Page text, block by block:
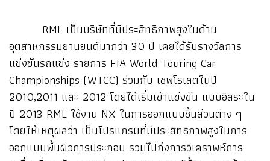
RML เป็นบริษัทที่มีประสิทธิภาพสูงในด้าน
อุตสาหกรรมยานยนต์มากว่า 30 ปี เคยได้รับรางวัลการ
แข่งขันรถแข่ง รายการ FIA World Touring Car
Championships (WTCC) ร่วมกับ เชพโรเลตในปี
2010,2011 และ 2012 โดยได้เริ่มเข้าแข่งขัน แบบอิสระใน
ปี 2013 RML ใช้งาน NX ในการออกแบบชิ้นส่วนต่าง ๆ
โดยให้เหตุผลว่า เป็นโปรแกรมที่มีประสิทธิภาพสูงในการ
ออกแบบพื้นผิวการประกอบ รวมไปถึงการวิเคราพห์การ